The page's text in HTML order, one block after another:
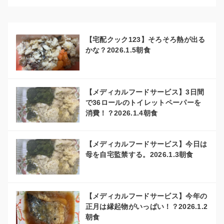
【宅配クック123】そろそろ熱が出る
かな？2026.1.5朝食
【メディカルフードサービス】3日間
で36ロールのトイレットペーパーを
消費！？2026.1.4朝食
【メディカルフードサービス】今日は
母を自宅監禁する。2026.1.3朝食
【メディカルフードサービス】今年の
正月は縁起物がいっぱい！？2026.1.2
朝食